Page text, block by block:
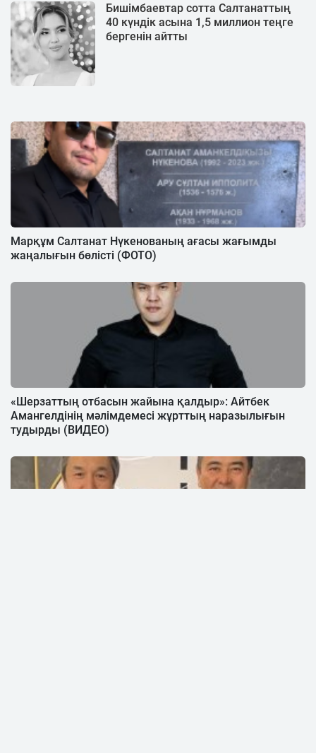
Бишімбаевтар сотта Салтанаттың
40 күндік асына 1,5 миллион теңге
бергенін айтты
Марқұм Салтанат Нүкенованың ағасы жағымды
жаңалығын бөлісті (ФОТО)
«Шерзаттың отбасын жайына қалдыр»: Айтбек
Амангелдінің мәлімдемесі жұрттың наразылығын
тудырды (ВИДЕО)